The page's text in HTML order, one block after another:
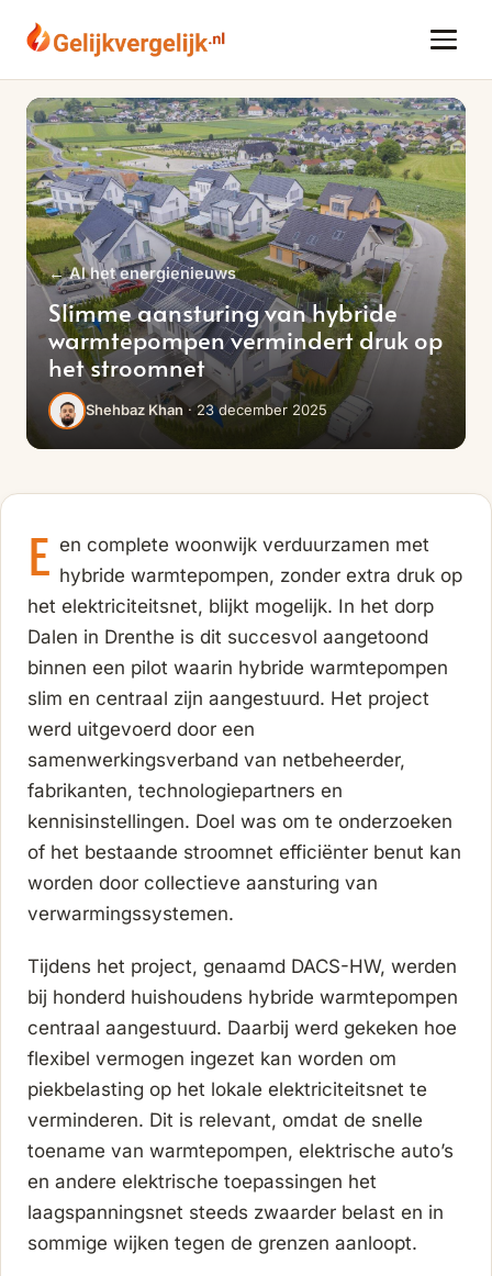
← Al het energienieuws
Slimme aansturing van hybride
warmtepompen vermindert druk op
het stroomnet
Shehbaz Khan· 23 december 2025
E en complete woonwijk verduurzamen met
hybride warmtepompen, zonder extra druk op
het elektriciteitsnet, blijkt mogelijk. In het dorp
Dalen in Drenthe is dit succesvol aangetoond
binnen een pilot waarin hybride warmtepompen
slim en centraal zijn aangestuurd. Het project
werd uitgevoerd door een
samenwerkingsverband van netbeheerder,
fabrikanten, technologiepartners en
kennisinstellingen. Doel was om te onderzoeken
of het bestaande stroomnet efficiënter benut kan
worden door collectieve aansturing van
verwarmingssystemen.
Tijdens het project, genaamd DACS-HW, werden
bij honderd huishoudens hybride warmtepompen
centraal aangestuurd. Daarbij werd gekeken hoe
flexibel vermogen ingezet kan worden om
piekbelasting op het lokale elektriciteitsnet te
verminderen. Dit is relevant, omdat de snelle
toename van warmtepompen, elektrische auto’s
en andere elektrische toepassingen het
laagspanningsnet steeds zwaarder belast en in
sommige wijken tegen de grenzen aanloopt.